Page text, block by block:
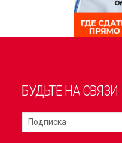
БУДЬТЕ НА СВЯЗИ